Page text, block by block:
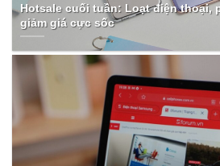
Hotsale cuối tuần: Loạt điện thoại,
giảm giá cực sốc